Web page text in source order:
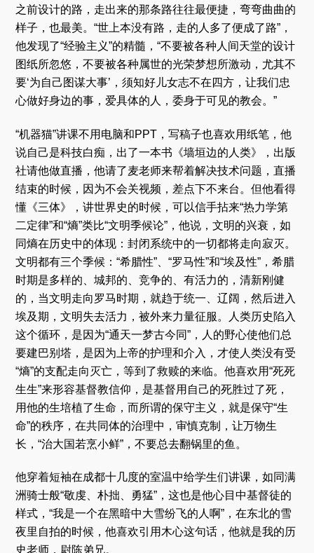
之前设计的路，走出来的那条路往往最便捷，弯弯曲曲的
样子，也最美。“世上本没有路，走的人多了便成了路”，
他发现了“经验主义”的精髓，“不要被各种人间天堂的设计
图纸所忽悠，不要被各种属世的光荣梦想所激动，尤其不
要‘为自己图谋大事’，须知好儿女志不在四方，让我们忠
心做好身边的事，爱具体的人，委身于可见的教会。”
“机器猫”讲课不用电脑和PPT，写稿子也喜欢用纸笔，他
说自己是科技白痴，出了一本书《墙垣边的人类》，出版
社请他做直播，他请了麦老师来帮着解决技术问题，直播
结束的时候，因为不会关视频，差点下不来台。但他看得
懂《三体》，讲世界史的时候，可以信手拈来“热力学第
二定律”和“熵”类比“文明季候论”，他说，文明的兴衰，如
同熵在历史中的体现：封闭系统中的一切都将走向寂灭。
文明都有三个季候：“希腊性”、“罗马性”和“埃及性”，希腊
时期是多样的、城邦的、竞争的、有活力的，清新刚健
的，当文明走向罗马时期，就趋于统一、辽阔，然后进入
埃及期，文明失去活力，被外来力量征服。人类历史陷入
这个循环，是因为“通天一梦古今同”，人的野心使他们总
要建巴别塔，是因为上帝的护理和介入，才使人类没有受
“熵”的支配走向灭亡，等到了救赎的来临。他喜欢用“死死
生生”来形容基督教信仰，是基督用自己的死胜过了死，
用他的生培植了生命，而所谓的保守主义，就是保守“生
命”的秩序，在共同体的治理中，审慎克制，让万物生
长，“治大国若烹小鲜”，不要总去翻锅里的鱼。
他穿着短袖在成都十几度的室温中给学生们讲课，如同满
洲骑士般“敬虔、朴拙、勇猛”，这也是他心目中基督徒的
样式，“我是一个在黑暗中大雪纷飞的人啊”，在东北的雪
夜里自拍的时候，他喜欢引用木心这句话，他就是我的历
史老师，尉陈弟兄。